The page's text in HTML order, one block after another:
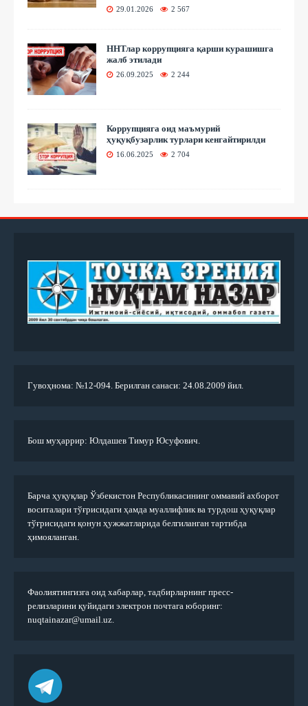
29.01.2026 2 567
ННТлар коррупцияга қарши курашишга
жалб этилади
26.09.2025 2 244
Коррупцияга оид маъмурий
ҳуқуқбузарлик турлари кенгайтирилди
16.06.2025 2 704
Гувоҳнома: №12-094. Берилган санаси: 24.08.2009 йил.
Бош муҳаррир: Юлдашев Тимур Юсуфович.
Барча ҳуқуқлар Ўзбекистон Республикасининг оммавий ахборот
воситалари тўғрисидаги ҳамда муаллифлик ва турдош ҳуқуқлар
тўғрисидаги қонун ҳужжатларида белгиланган тартибда
ҳимояланган.
Фаолиятингизга оид хабарлар, тадбирларнинг пресс-
релизларини қуйидаги электрон почтага юборинг:
nuqtainazar@umail.uz.